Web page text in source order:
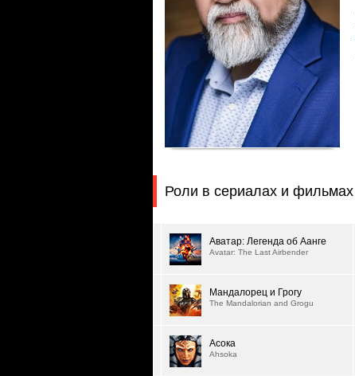
Роли в сериалах и фильмах
Аватар: Легенда об Аанге
Avatar: The Last Airbender
Мандалорец и Грогу
The Mandalorian and Grogu
Асока
Ahsoka